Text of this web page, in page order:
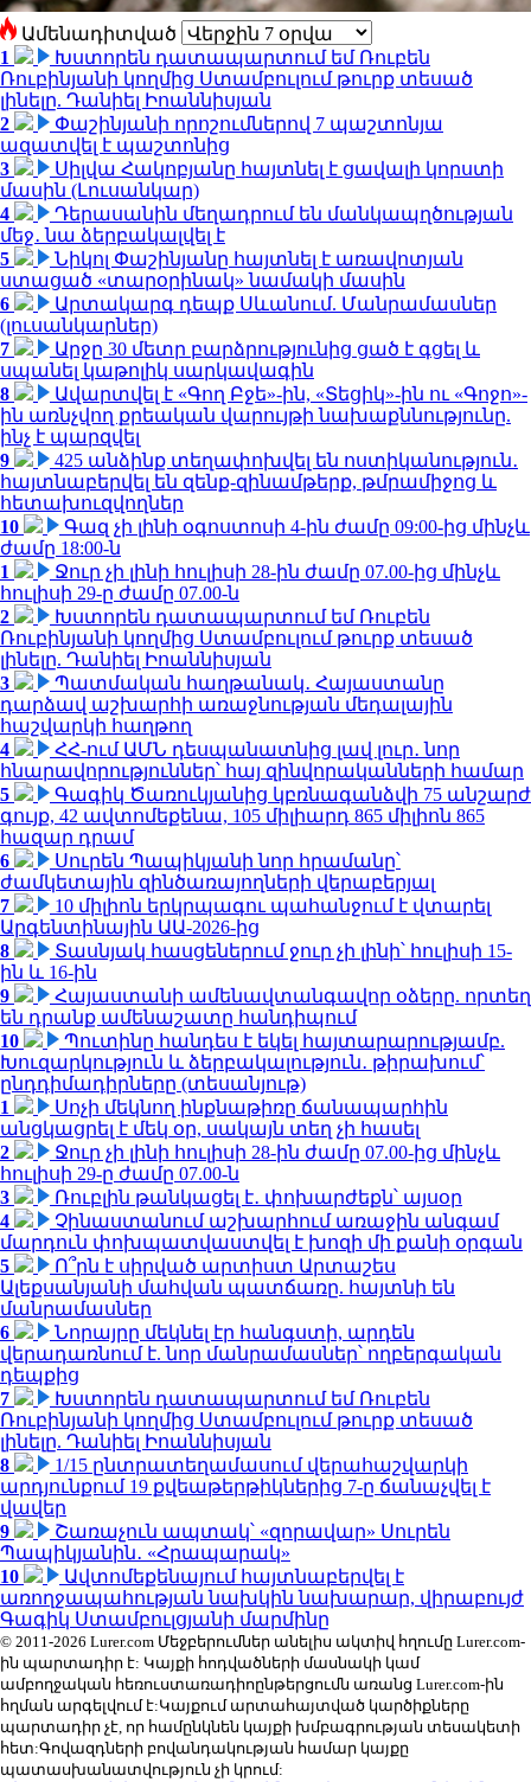
Ամենադիտված
1
Խստորեն դատապարտում եմ Ռուբեն
Ռուբինյանի կողմից Ստամբուլում թուրք տեսած
լինելը. Դանիել Իոաննիսյան
2
Փաշինյանի որոշումներով 7 պաշտոնյա
ազատվել է պաշտոնից
3
Սիլվա Հակոբյանը հայտնել է ցավալի կորստի
մասին (Լուսանկար)
4
Դերասանին մեղադրում են մանկապղծության
մեջ․ նա ձերբակալվել է
5
Նիկոլ Փաշինյանը հայտնել է առավոտյան
ստացած «տարօրինակ» նամակի մասին
6
Արտակարգ դեպք Սևանում. Մանրամասներ
(լուսանկարներ)
7
Արջը 30 մետր բարձրությունից ցած է գցել և
սպանել կաթոլիկ սարկավագին
8
Ավարտվել է «Գող Բջե»-ին, «Տեցիկ»-ին ու «Գոջո»-
ին առնչվող քրեական վարույթի նախաքննությունը.
ինչ է պարզվել
9
425 անձինք տեղափոխվել են ոստիկանություն․
հայտնաբերվել են զենք-զինամթերք, թմրամիջոց և
հետախուզվողներ
10
Գազ չի լինի օգոստոսի 4-ին ժամը 09:00-ից մինչև
ժամը 18:00-ն
1
Ջուր չի լինի հուլիսի 28-ին ժամը 07.00-ից մինչև
հուլիսի 29-ը ժամը 07.00-ն
2
Խստորեն դատապարտում եմ Ռուբեն
Ռուբինյանի կողմից Ստամբուլում թուրք տեսած
լինելը. Դանիել Իոաննիսյան
3
Պատմական հաղթանակ․ Հայաստանը
դարձավ աշխարհի առաջնության մեդալային
հաշվարկի հաղթող
4
ՀՀ-ում ԱՄՆ դեսպանատնից լավ լուր․ նոր
հնարավորություններ՝ հայ զինվորականների համար
5
Գագիկ Ծառուկյանից կբռնագանձվի 75 անշարժ
գույք, 42 ավտոմեքենա, 105 միլիարդ 865 միլիոն 865
հազար դրամ
6
Սուրեն Պապիկյանի նոր հրամանը՝
ժամկետային զինծառայողների վերաբերյալ
7
10 միլիոն երկրպագու պահանջում է վտարել
Արգենտինային ԱԱ-2026-ից
8
Տասնյակ հասցեներում ջուր չի լինի՝ հուլիսի 15-
ին և 16-ին
9
Հայաստանի ամենավտանգավոր օձերը. որտեղ
են դրանք ամենաշատը հանդիպում
10
Պուտինը հանդես է եկել հայտարարությամբ.
Խուզարկություն և ձերբակալություն․ թիրախում՝
ընդդիմադիրները (տեսանյութ)
1
Սոչի մեկնող ինքնաթիռը ճանապարհին
անցկացրել է մեկ օր, սակայն տեղ չի հասել
2
Ջուր չի լինի հուլիսի 28-ին ժամը 07.00-ից մինչև
հուլիսի 29-ը ժամը 07.00-ն
3
Ռուբլին թանկացել է․ փոխարժեքն՝ այսօր
4
Չինաստանում աշխարհում առաջին անգամ
մարդուն փոխպատվաստվել է խոզի մի քանի օրգան
5
Ո՞րն է սիրված արտիստ Արտաշես
Ալեքսանյանի մահվան պատճառը. հայտնի են
մանրամասներ
6
Նորայրը մեկնել էր հանգստի, արդեն
վերադառնում է. նոր մանրամասներ՝ ողբերգական
դեպքից
7
Խստորեն դատապարտում եմ Ռուբեն
Ռուբինյանի կողմից Ստամբուլում թուրք տեսած
լինելը. Դանիել Իոաննիսյան
8
1/15 ընտրատեղամասում վերահաշվարկի
արդյունքում 19 քվեաթերթիկներից 7-ը ճանաչվել է
վավեր
9
Շառաչուն ապտակ՝ «զորավար» Սուրեն
Պապիկյանին․ «Հրապարակ»
10
Ավտոմեքենայում հայտնաբերվել է
առողջապահության նախկին նախարար, վիրաբույժ
Գագիկ Ստամբուլցյանի մարմինը
© 2011-2026 Lurer.com Մեջբերումներ անելիս ակտիվ հղումը Lurer.com-
ին պարտադիր է: Կայքի հոդվածների մասնակի կամ
ամբողջական հեռուստառադիոընթերցումն առանց Lurer.com-ին
հղման արգելվում է:Կայքում արտահայտված կարծիքները
պարտադիր չէ, որ համընկնեն կայքի խմբագրության տեսակետի
հետ:Գովազդների բովանդակության համար կայքը
պատասխանատվություն չի կրում: